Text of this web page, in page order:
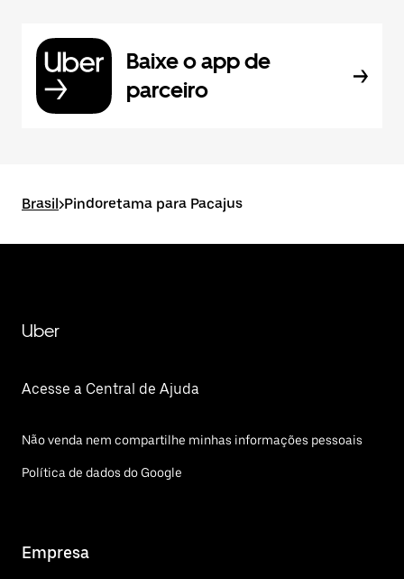
Baixe o app de
parceiro
Brasil>Pindoretama para Pacajus
Uber
Acesse a Central de Ajuda
Não venda nem compartilhe minhas informações pessoais
Política de dados do Google
Empresa